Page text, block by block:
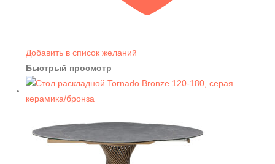
Добавить в список желаний
Быстрый просмотр